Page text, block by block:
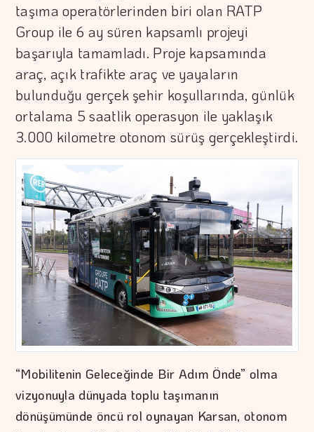
taşıma operatörlerinden biri olan RATP
Group ile 6 ay süren kapsamlı projeyi
başarıyla tamamladı. Proje kapsamında
araç, açık trafikte araç ve yayaların
bulunduğu gerçek şehir koşullarında, günlük
ortalama 5 saatlik operasyon ile yaklaşık
3.000 kilometre otonom sürüş gerçekleştirdi.
“Mobilitenin Geleceğinde Bir Adım Önde” olma
vizyonuyla dünyada toplu taşımanın
dönüşümünde öncü rol oynayan Karsan, otonom